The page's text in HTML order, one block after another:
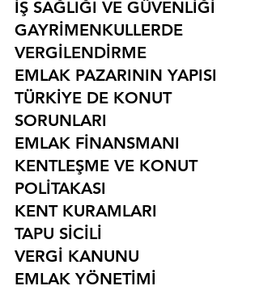
İŞ SAĞLIĞI VE GÜVENLİĞİ
GAYRİMENKULLERDE
VERGİLENDİRME
EMLAK PAZARININ YAPISI
TÜRKİYE DE KONUT
SORUNLARI
EMLAK FİNANSMANI
KENTLEŞME VE KONUT
POLİTAKASI
KENT KURAMLARI
TAPU SİCİLİ
VERGİ KANUNU
EMLAK YÖNETİMİ